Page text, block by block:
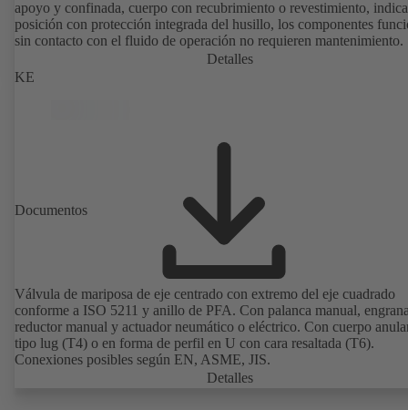
apoyo y confinada, cuerpo con recubrimiento o revestimiento,
posición con protección integrada del husillo, los componentes
sin contacto con el fluido de operación no requieren mantenimiento.
Detalles
KE
Documentos
Válvula de mariposa de eje centrado con extremo del eje cuadrado
conforme a ISO 5211 y anillo de PFA. Con palanca manual,
reductor manual y actuador neumático o eléctrico. Con cuerpo
tipo lug (T4) o en forma de perfil en U con cara resaltada (T6).
Conexiones posibles según EN, ASME, JIS.
Detalles